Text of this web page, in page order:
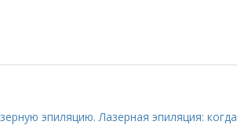
эпиляцию. Лазерная эпиляция: когда